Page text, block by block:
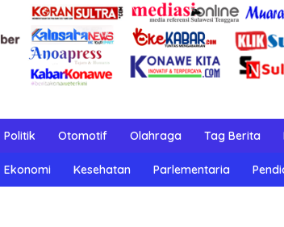
Politik Otomotif Olahraga Tag Berita
Ekonomi Kesehatan Parlementaria